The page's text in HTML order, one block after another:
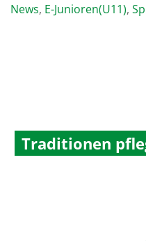
News, E-Junioren(U11),
Traditionen